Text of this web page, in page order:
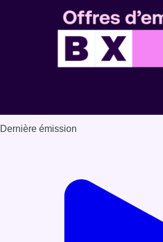
Dernière émission